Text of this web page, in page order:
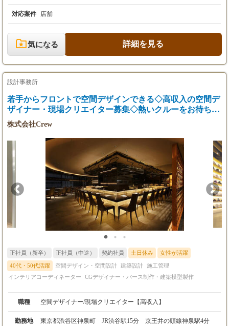
A.ディレクター、チーフデザイナー ・実務経験 ３年以上 ・Vect
orWorksが使いこなせる方 ・Illustrator、Photoshopを使える方尚優
遇 B.デザイナー ・実務経験 1年以上 ・VectorWorksが使いこなせ
る方 ・Illustrator、Photoshopを使える方尚優遇 C.アシスタント&什
器デザイナー ・実務経験、又はインテリアデザインの学歴のある
方 ・VectorWorksが使いこなせる方 D ホームページデザイナー
塾で学んでもらえる。（有料）かインターンシップで勉強しても
らいます。 ・健康で楽しく明るい方を募集します。
対応案件 店舗
気になる 詳細を見る
設計事務所
若手からフロントで空間デザインできる◇高収入の空間デ
ザイナー・現場クリエイター募集◇熱いクルーをお待ちし
ています
株式会社Crew
正社員（新卒） 正社員（中途） 契約社員 土日休み 女性が活躍
40代・50代活躍 空間デザイン・空間設計 建築設計 施工管理
インテリアコーディネーター
CGデザイナー・パース制作・建築模型製作
職種 空間デザイナー/現場クリエイター【高収入】
勤務地 東京都渋谷区神泉町 JR渋谷駅15分 京王井の頭線神泉駅4分